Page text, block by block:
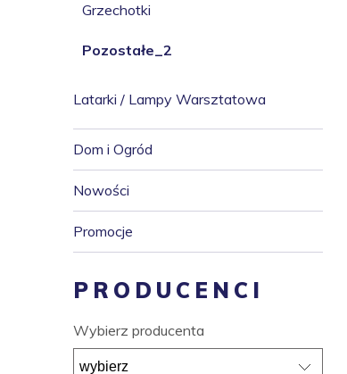
Grzechotki
Pozostałe_2
Latarki / Lampy Warsztatowa
Dom i Ogród
Nowości
Promocje
PRODUCENCI
Wybierz producenta